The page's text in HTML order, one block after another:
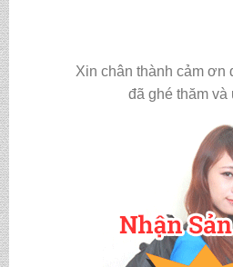
Xin chân thành cảm ơn
đã ghé thăm và